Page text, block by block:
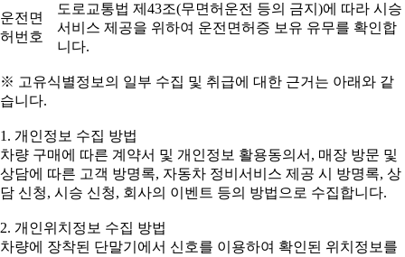
운전면
허번호
도로교통법 제43조(무면허운전 등의 금지)에 따라 시승
서비스 제공을 위하여 운전면허증 보유 유무를 확인합
니다.
※ 고유식별정보의 일부 수집 및 취급에 대한 근거는 아래와 같
습니다.
1. 개인정보 수집 방법
차량 구매에 따른 계약서 및 개인정보 활용동의서, 매장 방문 및
상담에 따른 고객 방명록, 자동차 정비서비스 제공 시 방명록, 상
담 신청, 시승 신청, 회사의 이벤트 등의 방법으로 수집합니다.
2. 개인위치정보 수집 방법
차량에 장착된 단말기에서 신호를 이용하여 확인된 위치정보를